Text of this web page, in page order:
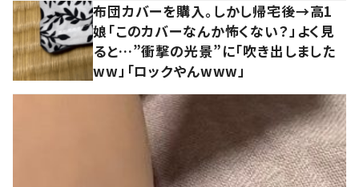
布団カバーを購入。しかし帰宅後→高1
娘「このカバーなんか怖くない？」よく見
ると…”衝撃の光景”に「吹き出しました
ww」「ロックやんwww」